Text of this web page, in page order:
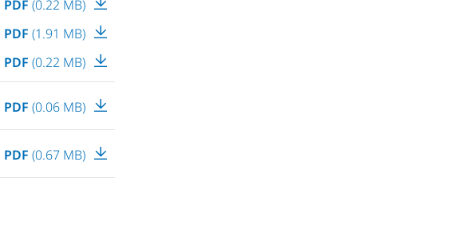
PDF (0.22 MB)
PDF (1.91 MB)
PDF (0.22 MB)
PDF (0.06 MB)
PDF (0.67 MB)